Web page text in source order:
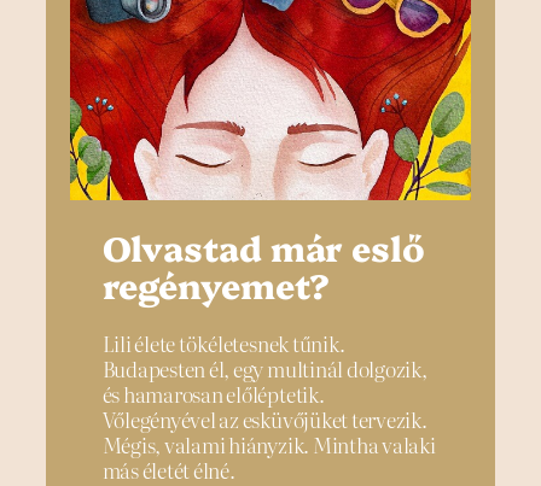
Olvastad már eslő
regényemet?
Lili élete tökéletesnek tűnik.
Budapesten él, egy multinál dolgozik,
és hamarosan előléptetik.
Vőlegényével az esküvőjüket tervezik.
Mégis, valami hiányzik. Mintha valaki
más életét élné.